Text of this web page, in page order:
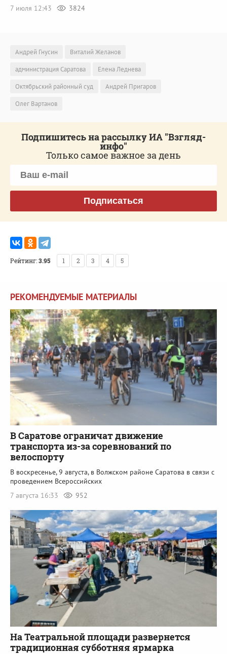
7 июля 12:43 3824
Андрей Гнусин
Виталий Желанов
администрация Саратова
Елена Леднева
Октябрьский районный суд
Андрей Пригаров
Олег Вартанов
Подпишитесь на рассылку ИА "Взгляд-
инфо"
Только самое важное за день
Подписаться
Рейтинг:3.95 1 2 3 4 5
РЕКОМЕНДУЕМЫЕ МАТЕРИАЛЫ
В Саратове ограничат движение
транспорта из-за соревнований по
велоспорту
В воскресенье, 9 августа, в Волжском районе Саратова в связи с
проведением Всероссийских
7 августа 16:33
952
На Театральной площади развернется
традиционная субботняя ярмарка